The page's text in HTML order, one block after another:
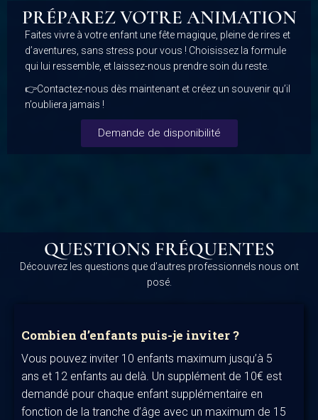
PRÉPAREZ VOTRE ANIMATION
Faites vivre à votre enfant une fête magique, pleine de rires et
d’aventures, sans stress pour vous ! Choisissez la formule
qui lui ressemble, et laissez-nous prendre soin du reste.
👉Contactez-nous dès maintenant et créez un souvenir qu’il
n’oubliera jamais !
Demande de disponibilité
QUESTIONS FRÉQUENTES
Découvrez les questions que d’autres professionnels nous ont
posé.
Combien d’enfants puis-je inviter ?
Vous pouvez inviter 10 enfants maximum jusqu’à 5
ans et 12 enfants au delà. Un supplément de 10€ est
demandé pour chaque enfant supplémentaire en
fonction de la tranche d’âge avec un maximum de 15